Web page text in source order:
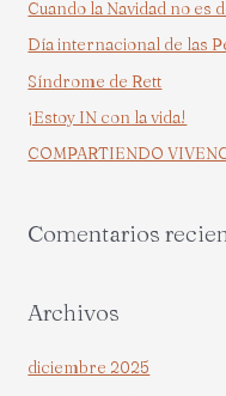
o
r
:
Cuando la Navidad no es
Día internacional de las
Síndrome de Rett
¡Estoy IN con la vida!
COMPARTIENDO
Comentarios
Archivos
diciembre 2025